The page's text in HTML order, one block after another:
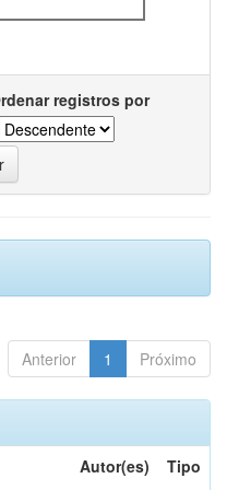
registros por
Anterior 1 Próximo
Autor(es) Tipo